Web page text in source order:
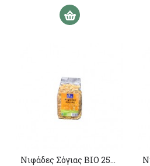
Νιφάδες Σόγιας ΒΙΟ 250γρ